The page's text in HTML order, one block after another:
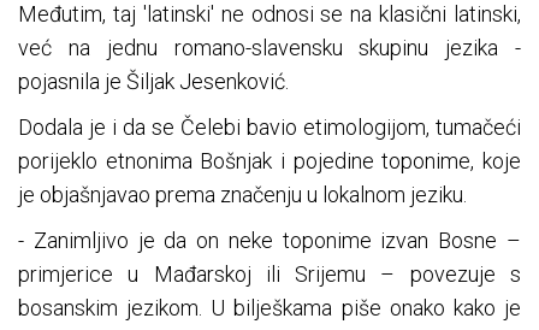
Međutim, taj 'latinski' ne odnosi se na klasični latinski,
već na jednu romano-slavensku skupinu jezika -
pojasnila je Šiljak Jesenković.
Dodala je i da se Čelebi bavio etimologijom, tumačeći
porijeklo etnonima Bošnjak i pojedine toponime, koje
je objašnjavao prema značenju u lokalnom jeziku.
- Zanimljivo je da on neke toponime izvan Bosne –
primjerice u Mađarskoj ili Srijemu – povezuje s
bosanskim jezikom. U bilješkama piše onako kako je